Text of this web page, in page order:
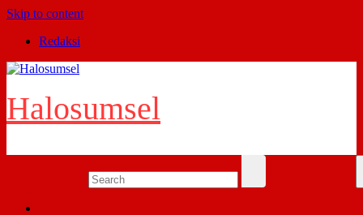
Skip to content
Redaksi
Halosumsel